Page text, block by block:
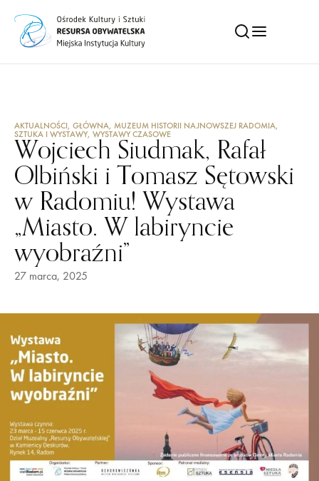
AKTUALNOŚCI, GŁÓWNA, MUZEUM HISTORII NAJNOWSZEJ RADOMIA,
SZTUKA I WYSTAWY, WYSTAWY CZASOWE
Wojciech Siudmak, Rafał
Olbiński i Tomasz Sętowski
w Radomiu! Wystawa
„Miasto. W labiryncie
wyobraźni”
27 marca, 2025